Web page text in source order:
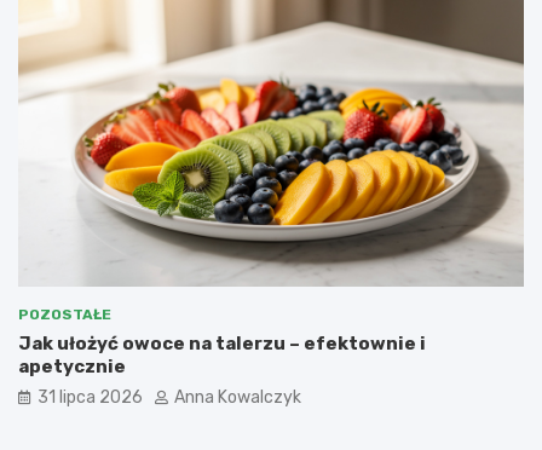
POZOSTAŁE
Jak ułożyć owoce na talerzu – efektownie i
apetycznie
31 lipca 2026 Anna Kowalczyk